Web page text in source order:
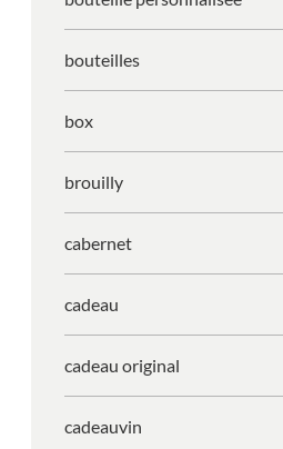
bouteilles
box
brouilly
cabernet
cadeau
cadeau original
cadeauvin